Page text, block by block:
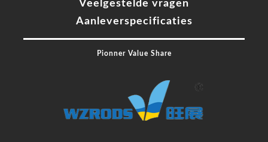
Veelgestelde vragen
Aanleverspecificaties
Pionner Value Share